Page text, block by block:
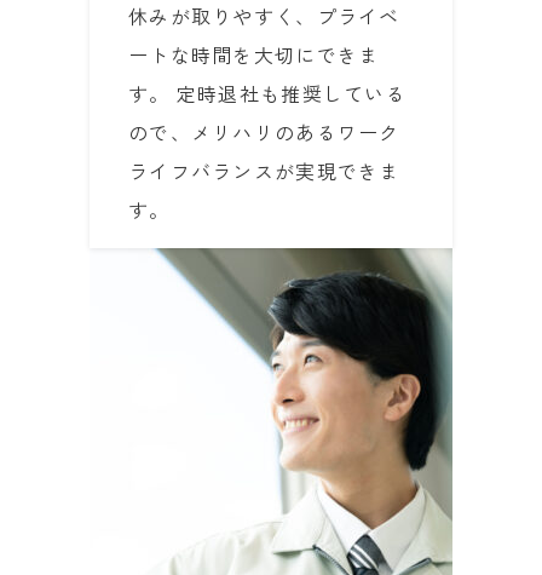
休みが取りやすく、プライベ
ートな時間を大切にできま
す。 定時退社も推奨している
ので、メリハリのあるワーク
ライフバランスが実現できま
す。